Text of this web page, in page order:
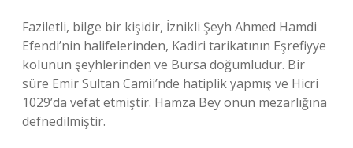
Faziletli, bilge bir kişidir, İznikli Şeyh Ahmed Hamdi
Efendi’nin halifelerinden, Kadiri tarikatının Eşrefiyye
kolunun şeyhlerinden ve Bursa doğumludur. Bir
süre Emir Sultan Camii’nde hatiplik yapmış ve Hicri
1029’da vefat etmiştir. Hamza Bey onun mezarlığına
defnedilmiştir.